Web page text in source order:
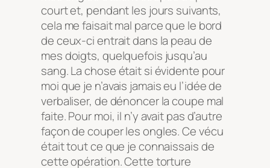
court et, pendant les jours suivants,
cela me faisait mal parce que le bord
de ceux-ci entrait dans la peau de
mes doigts, quelquefois jusqu’au
sang. La chose était si évidente pour
moi que je n’avais jamais eu l’idée de
verbaliser, de dénoncer la coupe mal
faite. Pour moi, il n’y avait pas d’autre
façon de couper les ongles. Ce vécu
était tout ce que je connaissais de
cette opération. Cette torture